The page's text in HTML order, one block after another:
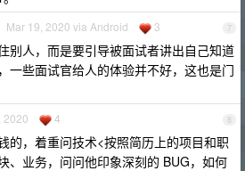
7
Mar 19, 2020 via Android 3
别人，而是要引导被面试者讲出自己知道
一些面试官给人的体验并不好，这也是门
8
2020 4
的，着重问技术<按照简历上的项目和职
、业务，问问他印象深刻的 BUG，如何